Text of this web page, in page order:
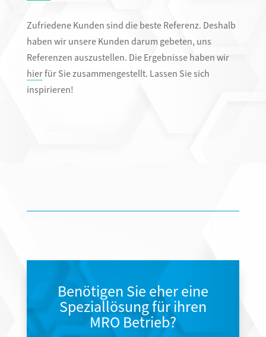
Zufriedene Kunden sind die beste Referenz. Deshalb
haben wir unsere Kunden darum gebeten, uns
Referenzen auszustellen. Die Ergebnisse haben wir
hierfür Sie zusammengestellt. Lassen Sie sich
inspirieren!
Benötigen Sie eher eine
Speziallösung für ihren
MRO Betrieb?